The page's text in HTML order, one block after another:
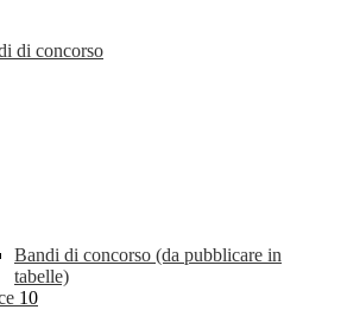
di concorso
Bandi di concorso (da pubblicare in
tabelle)
10